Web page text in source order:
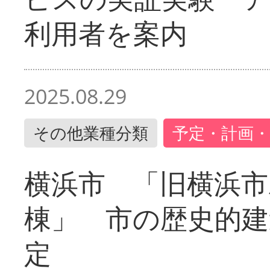
利用者を案内
2025.08.29
その他業種分類 予定・計画
横浜市 「旧横浜
棟」 市の歴史的
定